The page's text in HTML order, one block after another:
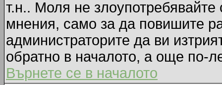
т.н.. Моля не
мнения, само за да повишите
администраторите да ви
обратно в началото, а още по-
Върнете се в началото